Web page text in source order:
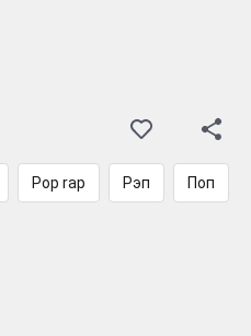
Pop rap Рэп Поп